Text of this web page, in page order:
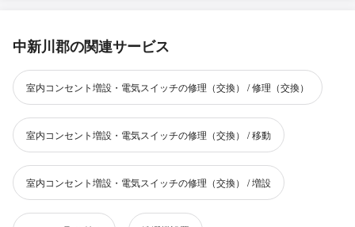
中新川郡の関連サービス
室内コンセント増設・電気スイッチの修理（交換） / 修理（交換）
室内コンセント増設・電気スイッチの修理（交換） / 移動
室内コンセント増設・電気スイッチの修理（交換） / 増設